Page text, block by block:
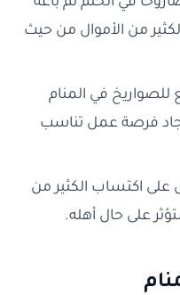
في الحلم ثم باعه
من الأموال من حيث
في المنام
فرصة عمل تناسب
على اكتساب الكثير من
على حال أهله.